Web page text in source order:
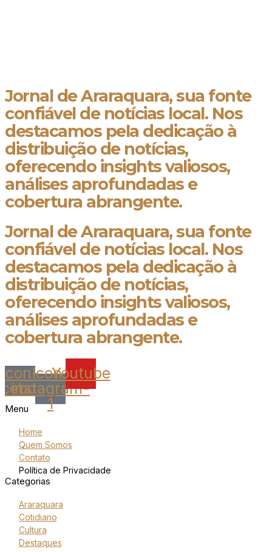
Jornal de Araraquara, sua fonte
confiável de notícias local. Nos
destacamos pela dedicação à
distribuição de notícias,
oferecendo insights valiosos,
análises aprofundadas e
cobertura abrangente.
Jornal de Araraquara, sua fonte
confiável de notícias local. Nos
destacamos pela dedicação à
distribuição de notícias,
oferecendo insights valiosos,
análises aprofundadas e
cobertura abrangente.
Icon-Icon-
instagram-
1
Youtube
Menu
Home
Quem Somos
Contato
Política de Privacidade
Categorias
Araraquara
Cotidiano
Cultura
Destaques